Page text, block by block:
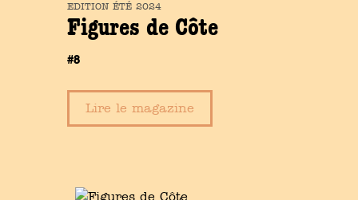
EDITION ÉTÉ 2024
Figures de Côte
#8
Lire le magazine